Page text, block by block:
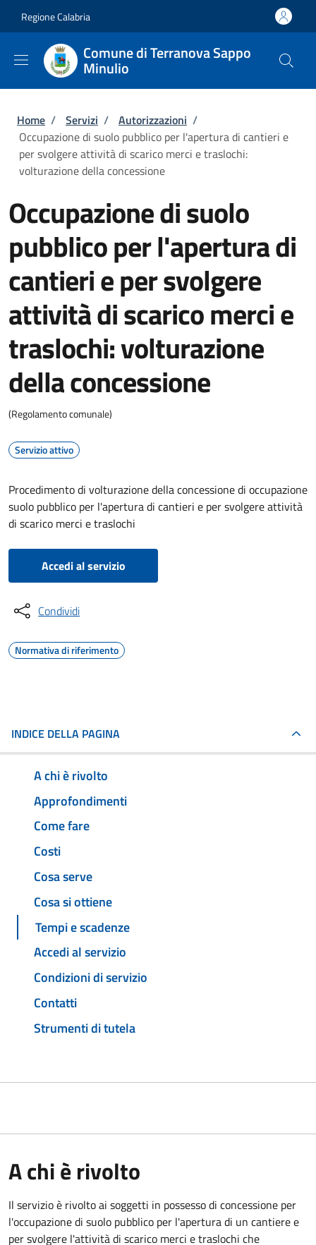
Regione Calabria
Comune di Terranova Sappo
Minulio
Briciole di pane
Home / Servizi / Autorizzazioni /
Occupazione di suolo pubblico per l'apertura di cantieri e
per svolgere attività di scarico merci e traslochi:
volturazione della concessione
Occupazione di suolo
pubblico per l'apertura di
cantieri e per svolgere
attività di scarico merci e
traslochi: volturazione
della concessione
(Regolamento comunale)
Servizio attivo
Procedimento di volturazione della concessione di occupazione
suolo pubblico per l'apertura di cantieri e per svolgere attività
di scarico merci e traslochi
Accedi al servizio
Condividi
Normativa di riferimento
INDICE DELLA PAGINA
A chi è rivolto
Approfondimenti
Come fare
Costi
Cosa serve
Cosa si ottiene
Tempi e scadenze
Accedi al servizio
Condizioni di servizio
Contatti
Strumenti di tutela
A chi è rivolto
Il servizio è rivolto ai soggetti in possesso di concessione per
l'occupazione di suolo pubblico per l'apertura di un cantiere e
per svolgere l'attività di scarico merci e traslochi che